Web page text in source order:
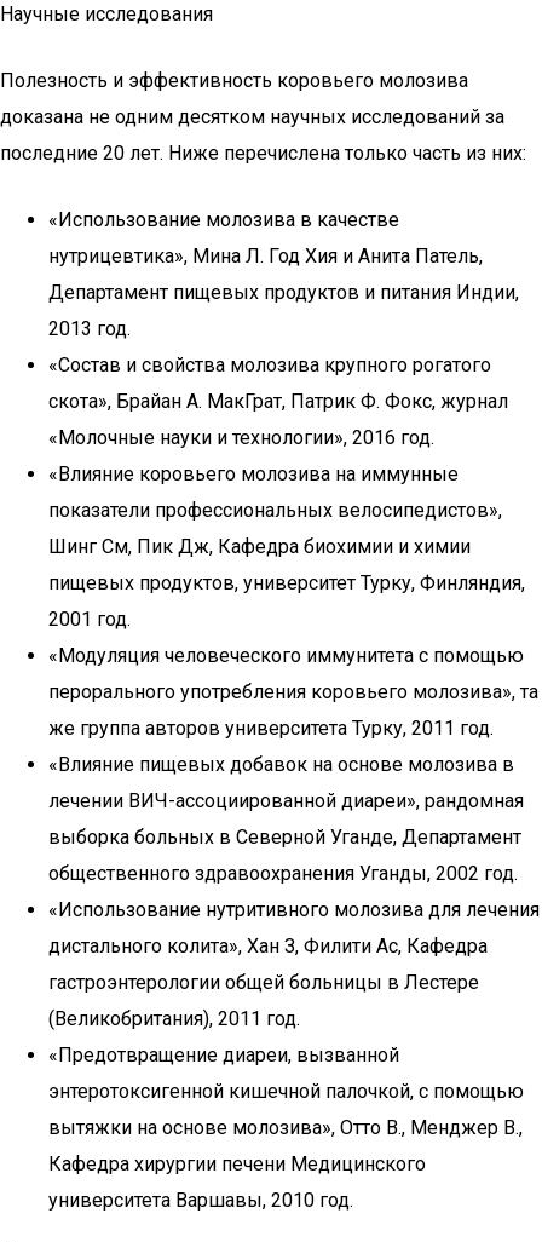
Научные исследования
Полезность и эффективность коровьего молозива
доказана не одним десятком научных исследований за
последние 20 лет. Ниже перечислена только часть из них:
«Использование молозива в качестве
нутрицевтика», Мина Л. Год Хия и Анита Патель,
Департамент пищевых продуктов и питания Индии,
2013 год.
«Состав и свойства молозива крупного рогатого
скота», Брайан А. МакГрат, Патрик Ф. Фокс, журнал
«Молочные науки и технологии», 2016 год.
«Влияние коровьего молозива на иммунные
показатели профессиональных велосипедистов»,
Шинг См, Пик Дж, Кафедра биохимии и химии
пищевых продуктов, университет Турку, Финляндия,
2001 год.
«Модуляция человеческого иммунитета с помощью
перорального употребления коровьего молозива», та
же группа авторов университета Турку, 2011 год.
«Влияние пищевых добавок на основе молозива в
лечении ВИЧ-ассоциированной диареи», рандомная
выборка больных в Северной Уганде, Департамент
общественного здравоохранения Уганды, 2002 год.
«Использование нутритивного молозива для лечения
дистального колита», Хан З, Филити Ас, Кафедра
гастроэнтерологии общей больницы в Лестере
(Великобритания), 2011 год.
«Предотвращение диареи, вызванной
энтеротоксигенной кишечной палочкой, с помощью
вытяжки на основе молозива», Отто В., Менджер В.,
Кафедра хирургии печени Медицинского
университета Варшавы, 2010 год.